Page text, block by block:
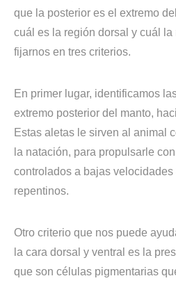
que la posterior es el extremo
cuál es la región dorsal y cuál
fijarnos en tres criterios.
En primer lugar, identificamos
extremo posterior del manto,
Estas aletas le sirven al animal
la natación, para propulsarle
controlados a bajas
repentinos.
Otro criterio que nos puede
la cara dorsal y ventral es la
que son células pigmentarias